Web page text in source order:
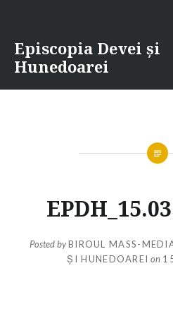
content
Episcopia Devei și
Hunedoarei
Posted byBIROUL MASS-
ȘI HUNEDOAREI on